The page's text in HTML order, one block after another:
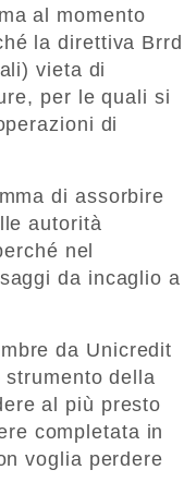
al momento
la direttiva Brrd
vieta di
per le quali si
di
di assorbire
autorità
nel
da incaglio a
da Unicredit
della
al più presto
completata in
voglia perdere